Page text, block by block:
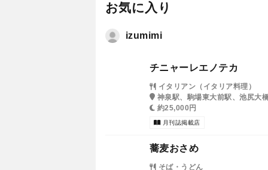
お気に入り
izumimi
チニャーレエノテカ
イタリアン（イタリア料理）
神泉駅、駒場東大前駅、池尻大
約25,000円
月刊誌掲載店
蕎麦おさめ
そば・うどん